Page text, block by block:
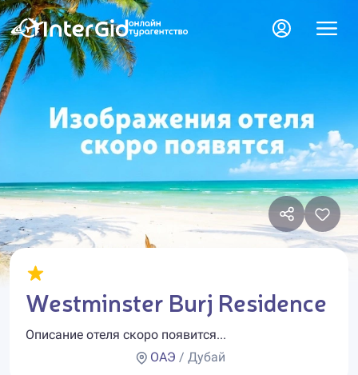
Westminster Burj Residence
Описание отеля скоро появится...
ОАЭ / Дубай